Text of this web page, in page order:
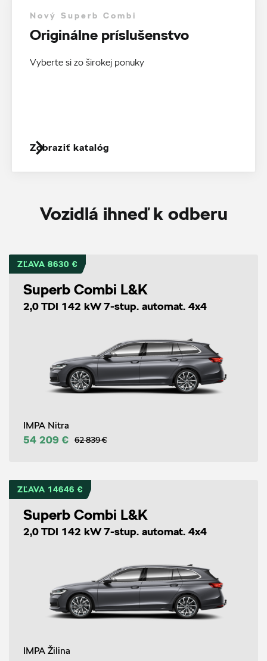
Nový Superb Combi
Originálne príslušenstvo
Vyberte si zo širokej ponuky
Zobraziť katalóg
Vozidlá ihneď k odberu
ZĽAVA 8630 €
Superb Combi L&K
2,0 TDI 142 kW 7-stup. automat. 4x4
IMPA Nitra
54 209 € 62 839 €
ZĽAVA 14646 €
Superb Combi L&K
2,0 TDI 142 kW 7-stup. automat. 4x4
IMPA Žilina